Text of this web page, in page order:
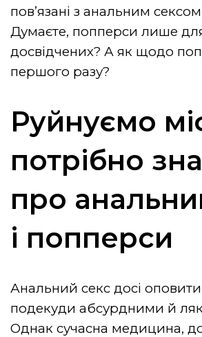
пов’язані з анальним
Думаєте, попперси лише
досвідчених? А як щодо
першого разу?
Руйнуємо
потрібно
про
і попперси
Анальний секс досі
подекуди абсурдними й
Однак сучасна медицина,